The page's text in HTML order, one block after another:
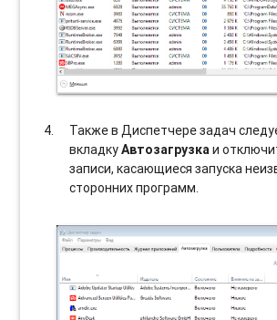
Также в Диспетчере задач
вкладкуАвтозагрузкаи
записи, касающиеся запуска
сторонних программ.